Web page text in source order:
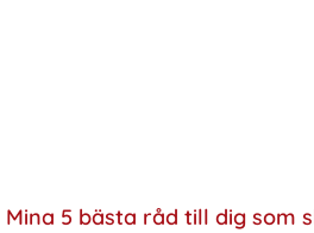
Mina 5 bästa råd till dig som